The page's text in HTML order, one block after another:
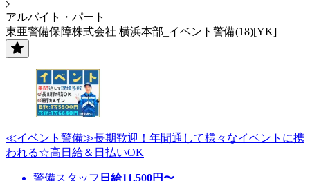
アルバイト・パート
東亜警備保障株式会社 横浜本部_イベント警備(18)[YK]
≪イベント警備≫長期歓迎！年間通して様々なイベントに携
われる☆高日給＆日払いOK
警備スタッフ 日給11,500円〜